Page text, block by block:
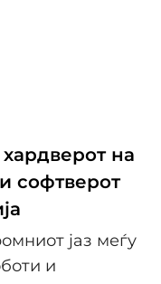
на
софтверот
јаз меѓу
и